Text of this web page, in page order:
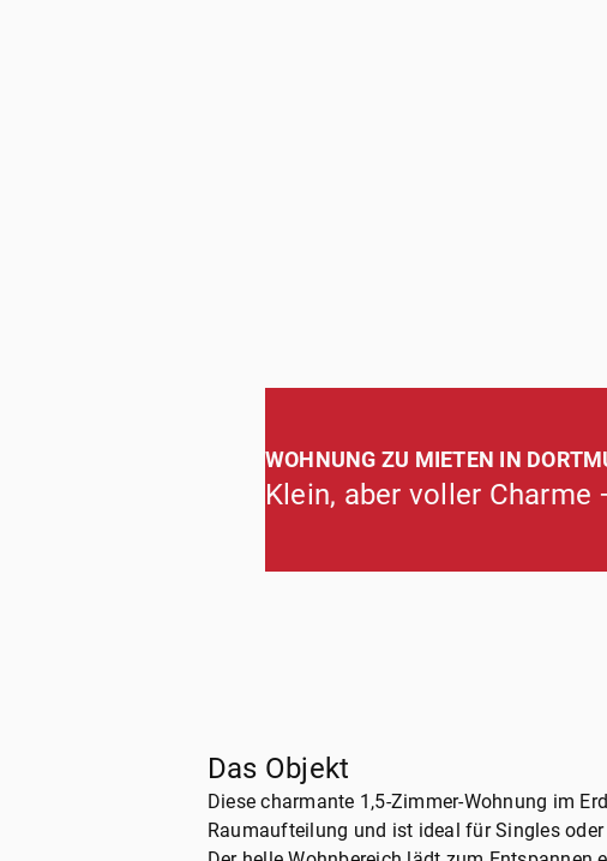
WOHNUNG ZU MIETEN IN
Klein, aber voller
Das Objekt
Diese charmante 1,5-Zimmer-Wohnung im
Raumaufteilung und ist ideal für Singles